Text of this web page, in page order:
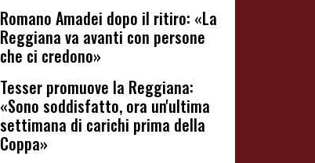
Romano Amadei dopo il ritiro: «La
Reggiana va avanti con persone
che ci credono»
Tesser promuove la Reggiana:
«Sono soddisfatto, ora un'ultima
settimana di carichi prima della
Coppa»